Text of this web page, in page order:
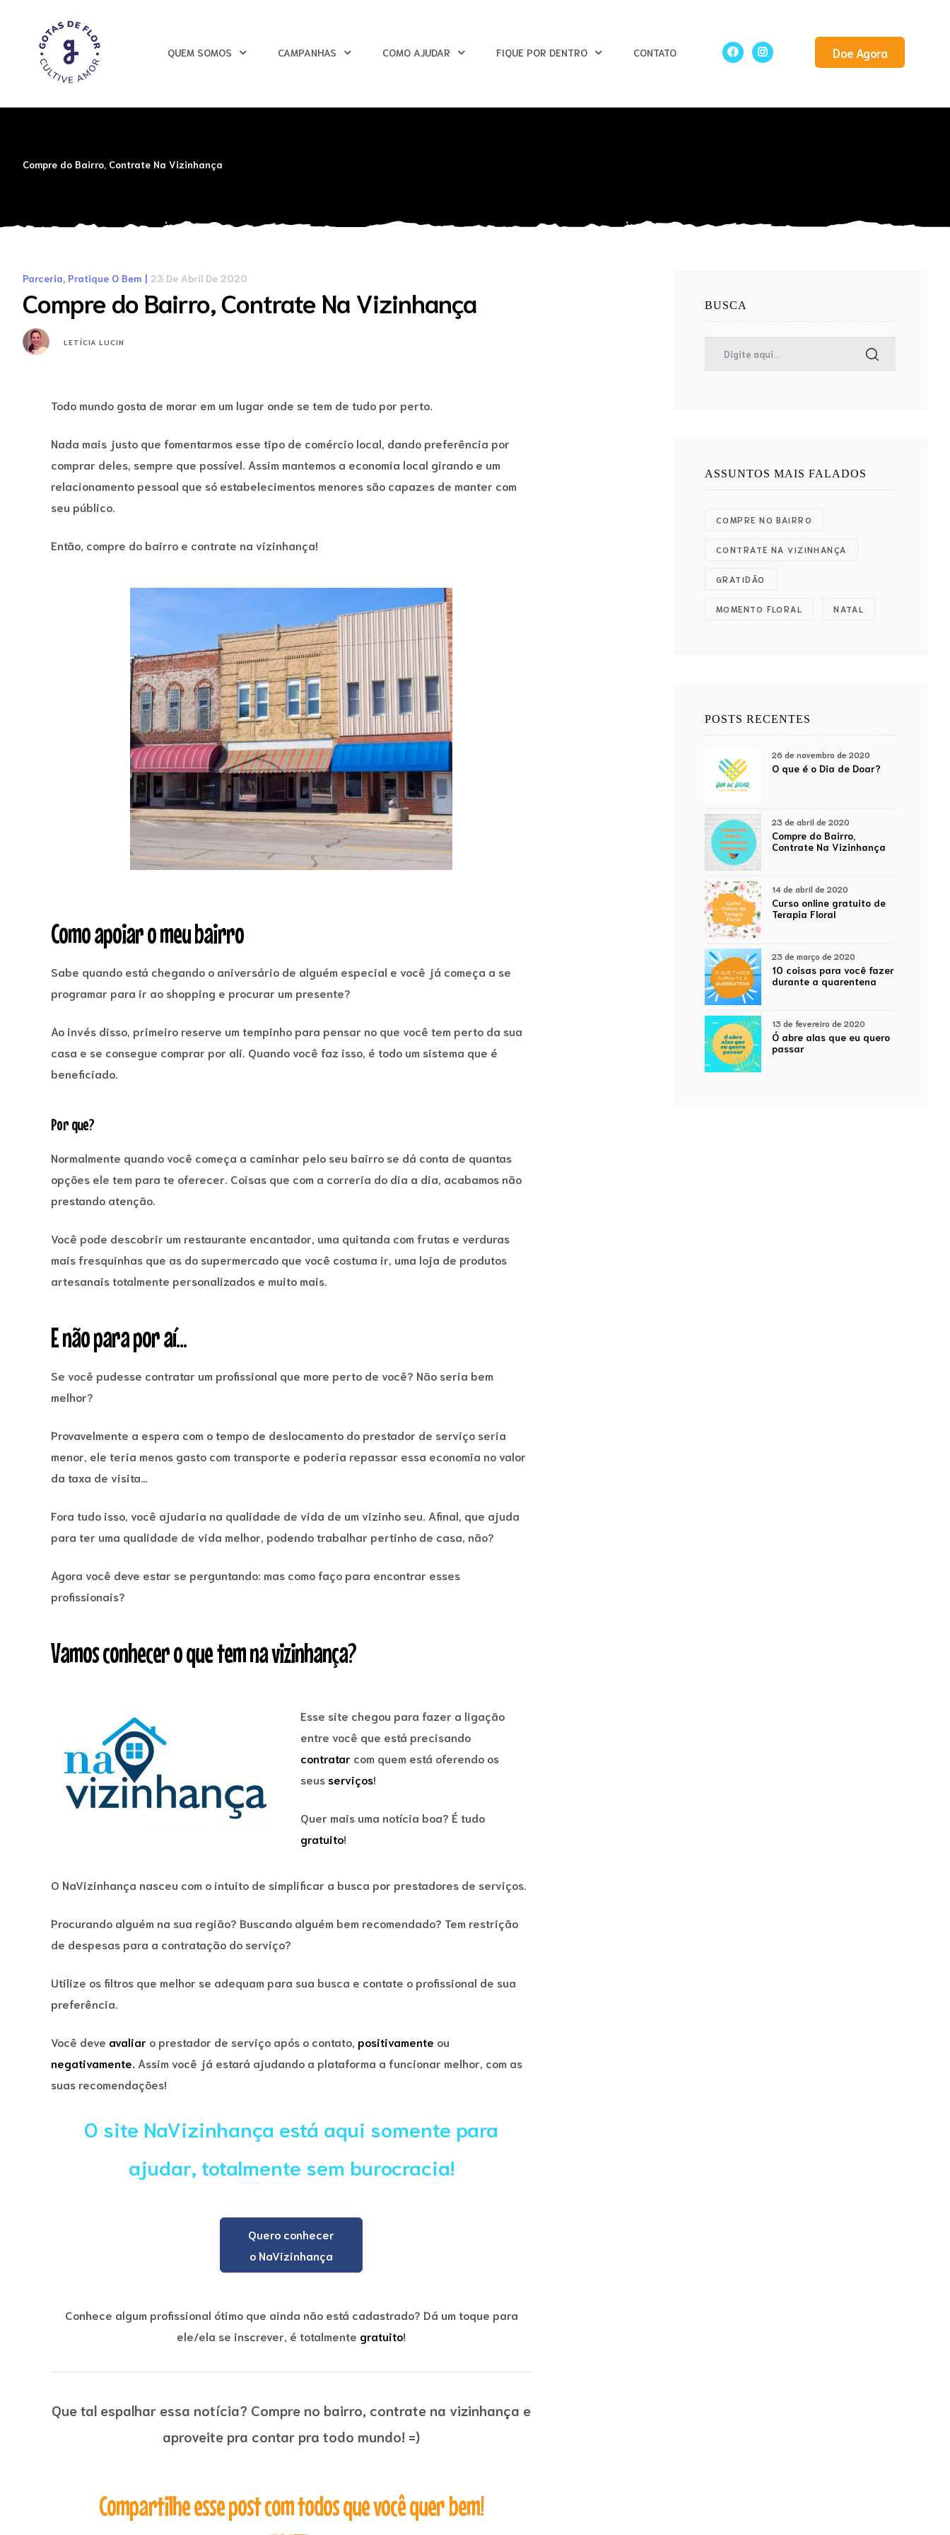
QUEM SOMOS CAMPANHAS COMO AJUDAR FIQUE POR DENTRO CONTATO Doe Agora
Compre do Bairro, Contrate Na Vizinhança
Parceria, Pratique O Bem 23 De Abril De 2020
Compre do Bairro, Contrate Na Vizinhança
LETÍCIA LUCIN
Todo mundo gosta de morar em um lugar onde se tem de tudo por perto.
Nada mais justo que fomentarmos esse tipo de comércio local, dando preferência por
comprar deles, sempre que possível. Assim mantemos a economia local girando e um
relacionamento pessoal que só estabelecimentos menores são capazes de manter com
seu público.
Então, compre do bairro e contrate na vizinhança!
Como apoiar o meu bairro
Sabe quando está chegando o aniversário de alguém especial e você já começa a se
programar para ir ao shopping e procurar um presente?
Ao invés disso, primeiro reserve um tempinho para pensar no que você tem perto da sua
casa e se consegue comprar por ali. Quando você faz isso, é todo um sistema que é
beneficiado.
Por que?
Normalmente quando você começa a caminhar pelo seu bairro se dá conta de quantas
opções ele tem para te oferecer. Coisas que com a correria do dia a dia, acabamos não
prestando atenção.
Você pode descobrir um restaurante encantador, uma quitanda com frutas e verduras
mais fresquinhas que as do supermercado que você costuma ir, uma loja de produtos
artesanais totalmente personalizados e muito mais.
E não para por aí...
Se você pudesse contratar um profissional que more perto de você? Não seria bem
melhor?
Provavelmente a espera com o tempo de deslocamento do prestador de serviço seria
menor, ele teria menos gasto com transporte e poderia repassar essa economia no valor
da taxa de visita…
Fora tudo isso, você ajudaria na qualidade de vida de um vizinho seu. Afinal, que ajuda
para ter uma qualidade de vida melhor, podendo trabalhar pertinho de casa, não?
Agora você deve estar se perguntando: mas como faço para encontrar esses
profissionais?
Vamos conhecer o que tem na vizinhança?
Esse site chegou para fazer a ligação
entre você que está precisando
contratar com quem está oferendo os
seus serviços!
Quer mais uma notícia boa? É tudo
gratuito!
O NaVizinhança nasceu com o intuito de simplificar a busca por prestadores de serviços.
Procurando alguém na sua região? Buscando alguém bem recomendado? Tem restrição
de despesas para a contratação do serviço?
Utilize os filtros que melhor se adequam para sua busca e contate o profissional de sua
preferência.
Você deve avaliar o prestador de serviço após o contato, positivamente ou
negativamente. Assim você já estará ajudando a plataforma a funcionar melhor, com as
suas recomendações!
O site NaVizinhança está aqui somente para
ajudar, totalmente sem burocracia!
Quero conhecer
o NaVizinhança
Conhece algum profissional ótimo que ainda não está cadastrado? Dá um toque para
ele/ela se inscrever, é totalmente gratuito!
Que tal espalhar essa notícia? Compre no bairro, contrate na vizinhança e
aproveite pra contar pra todo mundo! =)
Compartilhe esse post com todos que você quer bem!
BUSCA
ASSUNTOS MAIS FALADOS
COMPRE NO BAIRRO
CONTRATE NA VIZINHANÇA
GRATIDÃO
MOMENTO FLORAL NATAL
POSTS RECENTES
O que é o Dia de Doar?
26 de novembro de 2020
Compre do Bairro,
Contrate Na Vizinhança
23 de abril de 2020
Curso online gratuito de
Terapia Floral
14 de abril de 2020
10 coisas para você fazer
durante a quarentena
23 de março de 2020
Ó abre alas que eu quero
passar
13 de fevereiro de 2020